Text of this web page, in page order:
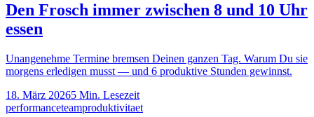
Den Frosch immer zwischen 8 und 10 Uhr
essen
Unangenehme Termine bremsen Deinen ganzen Tag. Warum Du sie
morgens erledigen musst — und 6 produktive Stunden gewinnst.
18. März 20265 Min. Lesezeit
performanceteamproduktivitaet